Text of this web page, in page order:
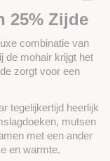
25% Zijde
combinatie van
de mohair krijgt het
zorgt voor een
tegelijkertijd heerlijk
mutsen
met een ander
en warmte.